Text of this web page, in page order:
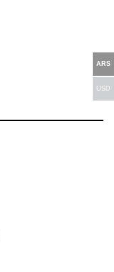
ARS
USD